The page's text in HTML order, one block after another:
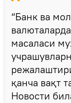
“Банк ва
масаласи
қанча вақт
Новости